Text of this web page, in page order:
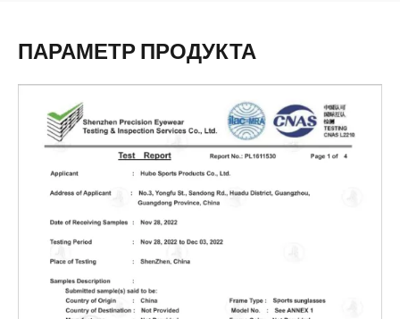
ПАРАМЕТР ПРОДУКТА